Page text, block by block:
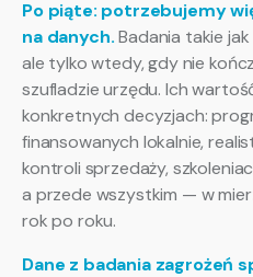
Po piąte: potrzebujemy
na danych.Badania takie
ale tylko wtedy, gdy nie
szufladzie urzędu. Ich
konkretnych decyzjach:
finansowanych lokalnie,
kontroli sprzedaży,
a przede wszystkim — w
rok po roku.
Dane z badania zagrożeń